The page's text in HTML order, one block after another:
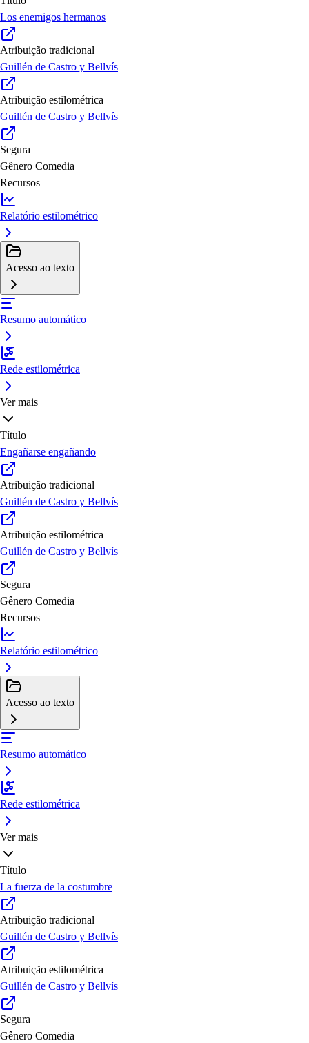
Los enemigos hermanos
Atribuição tradicional
Guillén de Castro y Bellvís
Atribuição estilométrica
Guillén de Castro y Bellvís
Segura
Gênero Comedia
Recursos
Relatório estilométrico
Acesso ao texto
Resumo automático
Rede estilométrica
Ver mais
Título
Engañarse engañando
Atribuição tradicional
Guillén de Castro y Bellvís
Atribuição estilométrica
Guillén de Castro y Bellvís
Segura
Gênero Comedia
Recursos
Relatório estilométrico
Acesso ao texto
Resumo automático
Rede estilométrica
Ver mais
Título
La fuerza de la costumbre
Atribuição tradicional
Guillén de Castro y Bellvís
Atribuição estilométrica
Guillén de Castro y Bellvís
Segura
Gênero Comedia